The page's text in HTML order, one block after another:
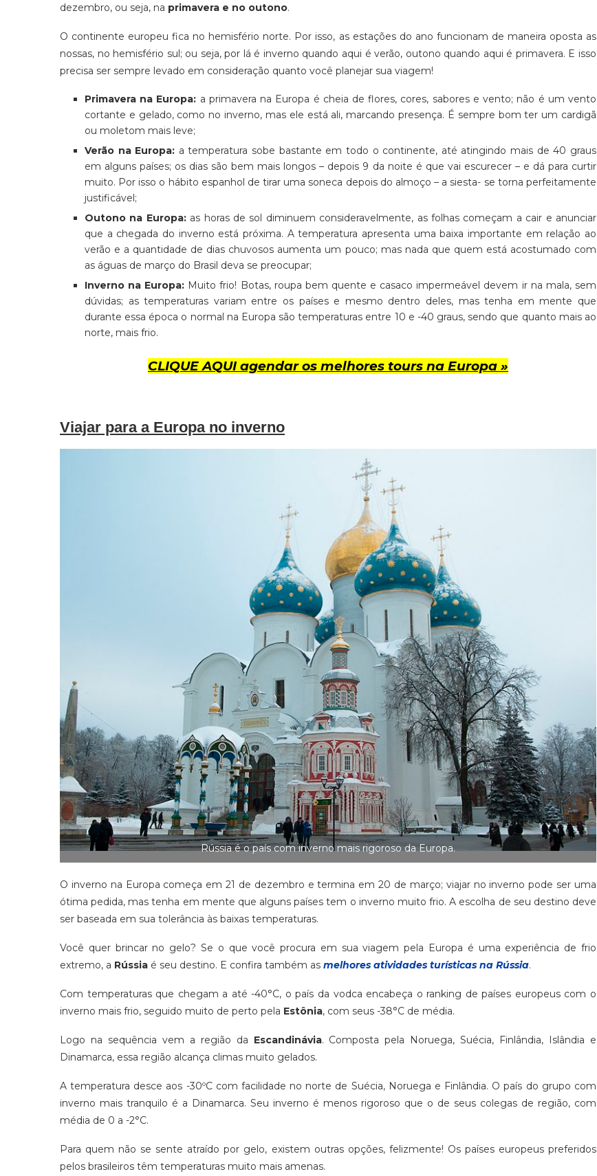
dezembro, ou seja, na primavera e no outono.
O continente europeu fica no hemisfério norte. Por isso, as estações do ano funcionam de maneira oposta as
nossas, no hemisfério sul; ou seja, por lá é inverno quando aqui é verão, outono quando aqui é primavera. E isso
precisa ser sempre levado em consideração quanto você planejar sua viagem!
Primavera na Europa: a primavera na Europa é cheia de flores, cores, sabores e vento; não é um vento
cortante e gelado, como no inverno, mas ele está ali, marcando presença. É sempre bom ter um cardigã
ou moletom mais leve;
Verão na Europa: a temperatura sobe bastante em todo o continente, até atingindo mais de 40 graus
em alguns países; os dias são bem mais longos – depois 9 da noite é que vai escurecer – e dá para curtir
muito. Por isso o hábito espanhol de tirar uma soneca depois do almoço – a siesta- se torna perfeitamente
justificável;
Outono na Europa: as horas de sol diminuem consideravelmente, as folhas começam a cair e anunciar
que a chegada do inverno está próxima. A temperatura apresenta uma baixa importante em relação ao
verão e a quantidade de dias chuvosos aumenta um pouco; mas nada que quem está acostumado com
as águas de março do Brasil deva se preocupar;
Inverno na Europa: Muito frio! Botas, roupa bem quente e casaco impermeável devem ir na mala, sem
dúvidas; as temperaturas variam entre os países e mesmo dentro deles, mas tenha em mente que
durante essa época o normal na Europa são temperaturas entre 10 e -40 graus, sendo que quanto mais ao
norte, mais frio.
CLIQUE AQUI agendar os melhores tours na Europa »
Viajar para a Europa no inverno
Rússia é o país com inverno mais rigoroso da Europa.
O inverno na Europa começa em 21 de dezembro e termina em 20 de março; viajar no inverno pode ser uma
ótima pedida, mas tenha em mente que alguns países tem o inverno muito frio. A escolha de seu destino deve
ser baseada em sua tolerância às baixas temperaturas.
Você quer brincar no gelo? Se o que você procura em sua viagem pela Europa é uma experiência de frio
extremo, a Rússia é seu destino. E confira também as melhores atividades turísticas na Rússia.
Com temperaturas que chegam a até -40°C, o país da vodca encabeça o ranking de países europeus com o
inverno mais frio, seguido muito de perto pela Estônia, com seus -38°C de média.
Logo na sequência vem a região da Escandinávia. Composta pela Noruega, Suécia, Finlândia, Islândia e
Dinamarca, essa região alcança climas muito gelados.
A temperatura desce aos -30ºC com facilidade no norte de Suécia, Noruega e Finlândia. O país do grupo com
inverno mais tranquilo é a Dinamarca. Seu inverno é menos rigoroso que o de seus colegas de região, com
média de 0 a -2°C.
Para quem não se sente atraído por gelo, existem outras opções, felizmente! Os países europeus preferidos
pelos brasileiros têm temperaturas muito mais amenas.